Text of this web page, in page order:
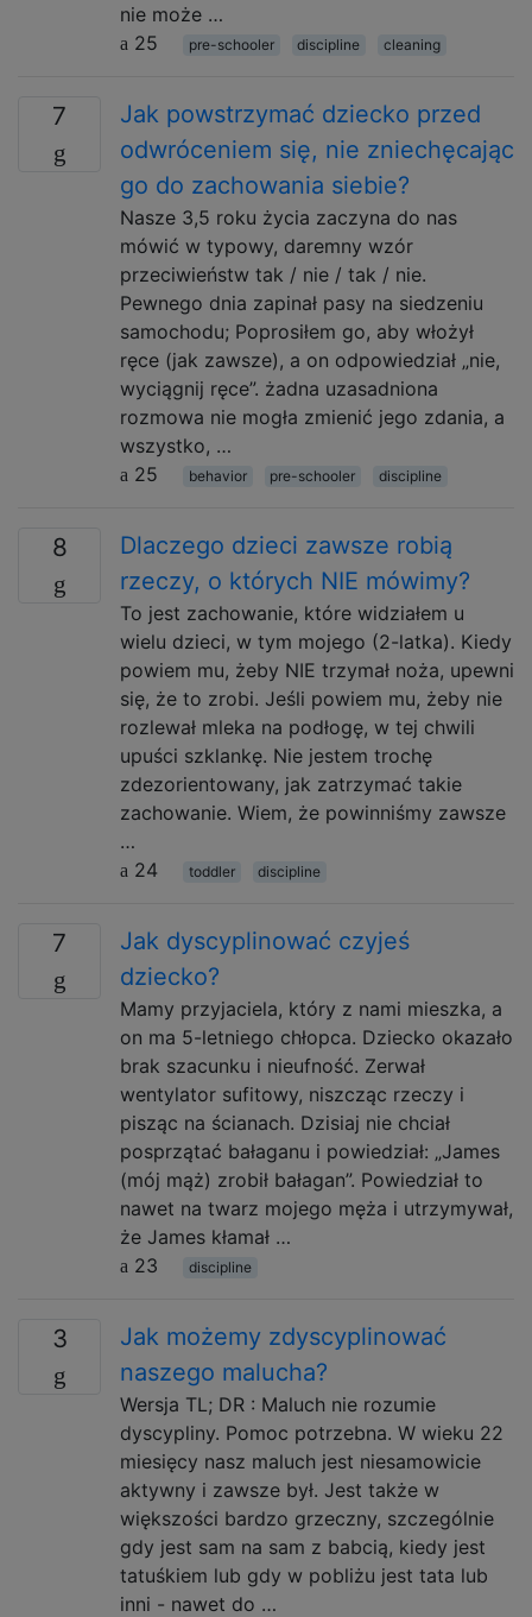
nie może …
25
pre-schooler discipline cleaning
7
Jak powstrzymać dziecko przed
odwróceniem się, nie zniechęcając
go do zachowania siebie?
Nasze 3,5 roku życia zaczyna do nas
mówić w typowy, daremny wzór
przeciwieństw tak / nie / tak / nie.
Pewnego dnia zapinał pasy na siedzeniu
samochodu; Poprosiłem go, aby włożył
ręce (jak zawsze), a on odpowiedział „nie,
wyciągnij ręce”. żadna uzasadniona
rozmowa nie mogła zmienić jego zdania, a
wszystko, …
25
behavior pre-schooler discipline
8
Dlaczego dzieci zawsze robią
rzeczy, o których NIE mówimy?
To jest zachowanie, które widziałem u
wielu dzieci, w tym mojego (2-latka). Kiedy
powiem mu, żeby NIE trzymał noża, upewni
się, że to zrobi. Jeśli powiem mu, żeby nie
rozlewał mleka na podłogę, w tej chwili
upuści szklankę. Nie jestem trochę
zdezorientowany, jak zatrzymać takie
zachowanie. Wiem, że powinniśmy zawsze
…
24
toddler discipline
7
Jak dyscyplinować czyjeś
dziecko?
Mamy przyjaciela, który z nami mieszka, a
on ma 5-letniego chłopca. Dziecko okazało
brak szacunku i nieufność. Zerwał
wentylator sufitowy, niszcząc rzeczy i
pisząc na ścianach. Dzisiaj nie chciał
posprzątać bałaganu i powiedział: „James
(mój mąż) zrobił bałagan”. Powiedział to
nawet na twarz mojego męża i utrzymywał,
że James kłamał …
23
discipline
3
Jak możemy zdyscyplinować
naszego malucha?
Wersja TL; DR : Maluch nie rozumie
dyscypliny. Pomoc potrzebna. W wieku 22
miesięcy nasz maluch jest niesamowicie
aktywny i zawsze był. Jest także w
większości bardzo grzeczny, szczególnie
gdy jest sam na sam z babcią, kiedy jest
tatuśkiem lub gdy w pobliżu jest tata lub
inni - nawet do …